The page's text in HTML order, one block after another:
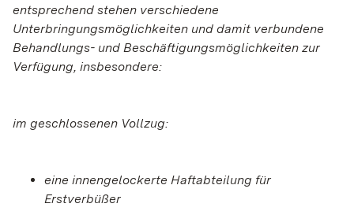
entsprechend stehen verschiedene
Unterbringungsmöglichkeiten und damit verbundene
Behandlungs- und Beschäftigungsmöglichkeiten zur
Verfügung, insbesondere:
im geschlossenen Vollzug:
eine innengelockerte Haftabteilung für
Erstverbüßer